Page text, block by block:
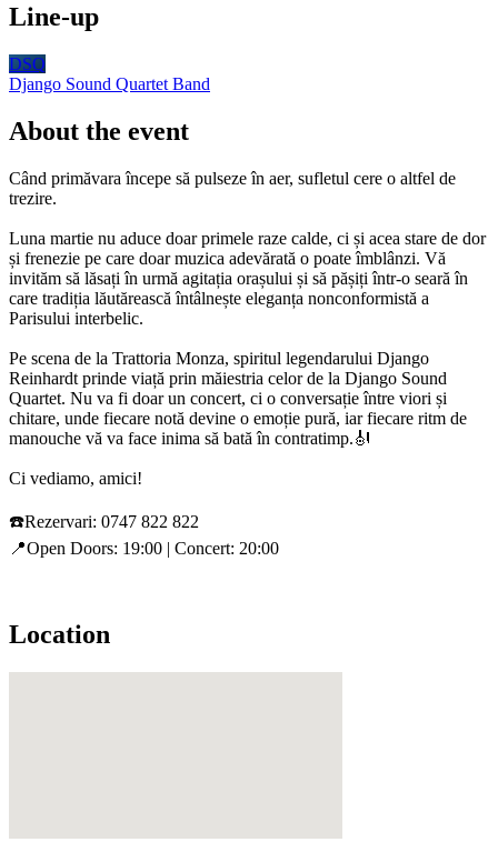
Line-up
DSQ
Django Sound Quartet Band
About the event
Când primăvara începe să pulseze în aer, sufletul cere o altfel de
trezire.
Luna martie nu aduce doar primele raze calde, ci și acea stare de dor
și frenezie pe care doar muzica adevărată o poate îmblânzi. Vă
invităm să lăsați în urmă agitația orașului și să pășiți într-o seară în
care tradiția lăutărească întâlnește eleganța nonconformistă a
Parisului interbelic.
Pe scena de la Trattoria Monza, spiritul legendarului Django
Reinhardt prinde viață prin măiestria celor de la Django Sound
Quartet. Nu va fi doar un concert, ci o conversație între viori și
chitare, unde fiecare notă devine o emoție pură, iar fiecare ritm de
manouche vă va face inima să bată în contratimp.🎻
Ci vediamo, amici!
☎️Rezervari: 0747 822 822
📍Open Doors: 19:00 | Concert: 20:00
Location